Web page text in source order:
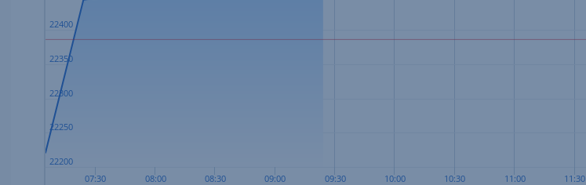
07:30 08:00 08:30 09:00 09:30 10:00 10:30 11:00 11:30
22200
22250
22300
22350
22400